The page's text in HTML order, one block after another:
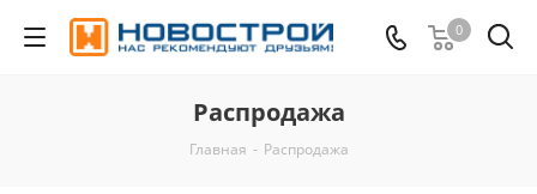
0
Распродажа
Главная - Распродажа